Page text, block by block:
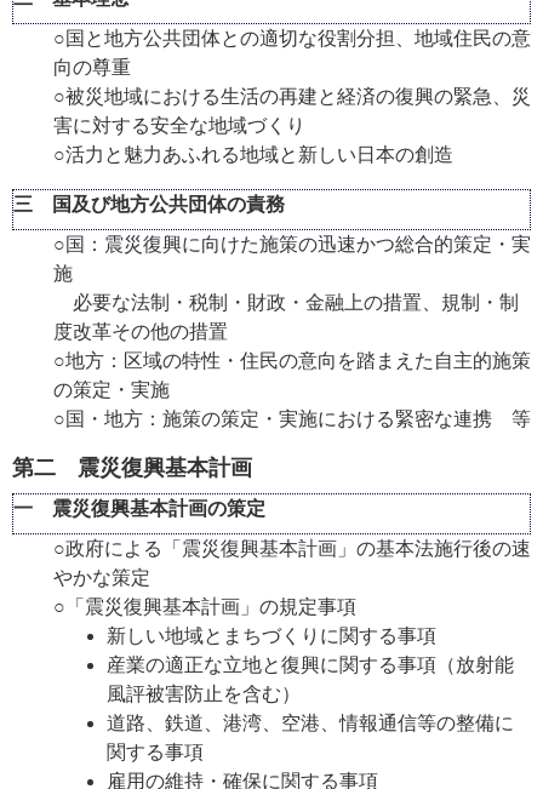
○国と地方公共団体との適切な役割分担、地域住民の意
向の尊重
○被災地域における生活の再建と経済の復興の緊急、災
害に対する安全な地域づくり
○活力と魅力あふれる地域と新しい日本の創造
三 国及び地方公共団体の責務
○国：震災復興に向けた施策の迅速かつ総合的策定・実
施
必要な法制・税制・財政・金融上の措置、規制・制
度改革その他の措置
○地方：区域の特性・住民の意向を踏まえた自主的施策
の策定・実施
○国・地方：施策の策定・実施における緊密な連携 等
第二 震災復興基本計画
一 震災復興基本計画の策定
○政府による「震災復興基本計画」の基本法施行後の速
やかな策定
○「震災復興基本計画」の規定事項
新しい地域とまちづくりに関する事項
産業の適正な立地と復興に関する事項（放射能
風評被害防止を含む）
道路、鉄道、港湾、空港、情報通信等の整備に
関する事項
雇用の維持・確保に関する事項